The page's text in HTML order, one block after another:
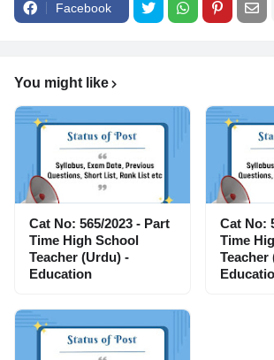
Facebook
You might like
Cat No: 565/2023 - Part
Time High School
Teacher (Urdu) -
Education
Cat No:
Time
Teacher